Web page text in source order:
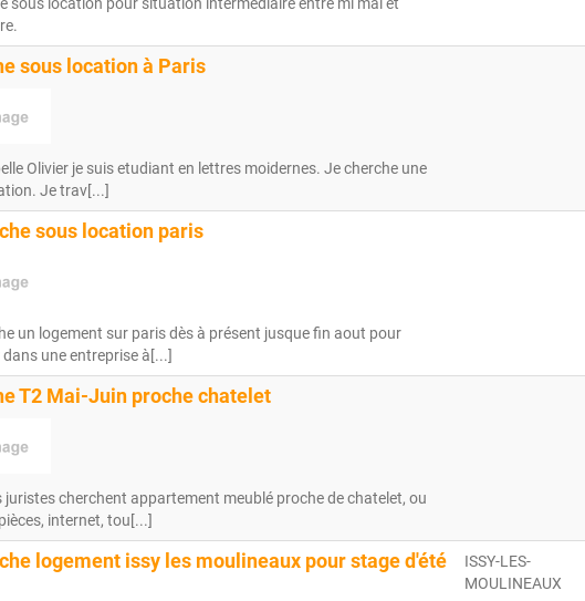
sous location à Paris
Olivier je suis etudiant en lettres moidernes. Je cherche une
Je trav[...]
sous location paris
un logement sur paris dès à présent jusque fin aout pour
une entreprise à[...]
T2 Mai-Juin proche chatelet
juristes cherchent appartement meublé proche de chatelet, ou
internet, tou[...]
logement issy les moulineaux pour stage d'été
ISSY-LES-
MOULINEAUX